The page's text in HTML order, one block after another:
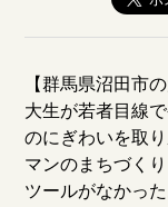
【群馬県沼田市
大生が若者目線
のにぎわいを取
マンのまちづく
ツールがなかっ